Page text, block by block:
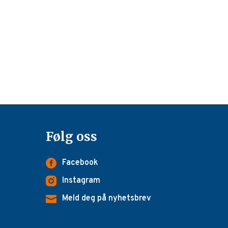
Følg oss
Facebook
Instagram
Meld deg på nyhetsbrev